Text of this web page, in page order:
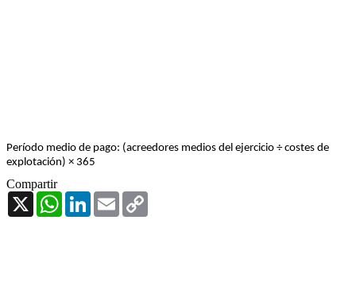
Período medio de pago: (acreedores medios del ejercicio ÷ costes de
explotación) × 365
Compartir
X
WhatsAppLinkedInEmail